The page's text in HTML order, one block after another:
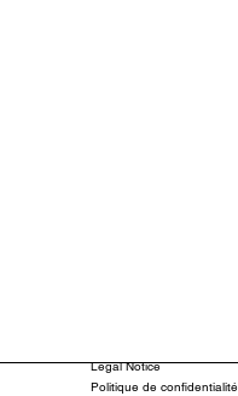
Legal Notice
Politique de confidentialité